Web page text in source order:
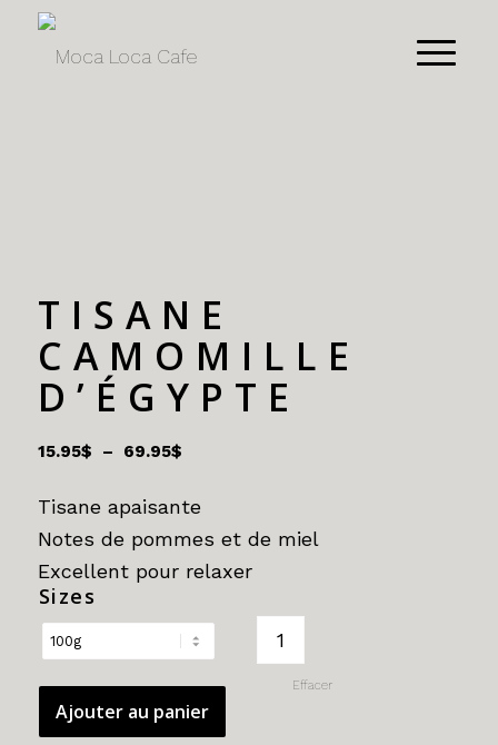
TISANE
CAMOMILLE
D’ÉGYPTE
15.95$ – 69.95$Plage
prix :
à
69.95$
Tisane apaisante
Notes de pommes et de miel
Excellent pour relaxer
Sizes
Effacer
Ajouter au panier